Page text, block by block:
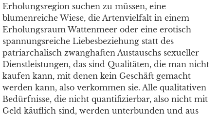
Erholungsregion suchen zu müssen, eine
blumenreiche Wiese, die Artenvielfalt in einem
Erholungsraum Wattenmeer oder eine erotisch
spannungsreiche Liebesbeziehung statt des
patriarchalisch zwanghaften Austauschs sexueller
Dienstleistungen, das sind Qualitäten, die man nicht
kaufen kann, mit denen kein Geschäft gemacht
werden kann, also verkommen sie. Alle qualitativen
Bedürfnisse, die nicht quantifizierbar, also nicht mit
Geld käuflich sind, werden unterbunden und aus